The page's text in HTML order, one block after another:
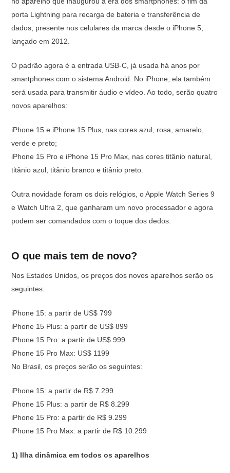
porta Lightning para recarga de bateria e transferência de
dados, presente nos celulares da marca desde o iPhone 5,
lançado em 2012.
O padrão agora é a entrada USB-C, já usada há anos por
smartphones com o sistema Android. No iPhone, ela também
será usada para transmitir áudio e vídeo. Ao todo, serão quatro
novos aparelhos:
iPhone 15 e iPhone 15 Plus, nas cores azul, rosa, amarelo,
verde e preto;
iPhone 15 Pro e iPhone 15 Pro Max, nas cores titânio natural,
titânio azul, titânio branco e titânio preto.
Outra novidade foram os dois relógios, o Apple Watch Series 9
e Watch Ultra 2, que ganharam um novo processador e agora
podem ser comandados com o toque dos dedos.
O que mais tem de novo?
Nos Estados Unidos, os preços dos novos aparelhos serão os
seguintes:
iPhone 15: a partir de US$ 799
iPhone 15 Plus: a partir de US$ 899
iPhone 15 Pro: a partir de US$ 999
iPhone 15 Pro Max: US$ 1199
No Brasil, os preços serão os seguintes:
iPhone 15: a partir de R$ 7.299
iPhone 15 Plus: a partir de R$ 8.299
iPhone 15 Pro: a partir de R$ 9.299
iPhone 15 Pro Max: a partir de R$ 10.299
1) Ilha dinâmica em todos os aparelhos